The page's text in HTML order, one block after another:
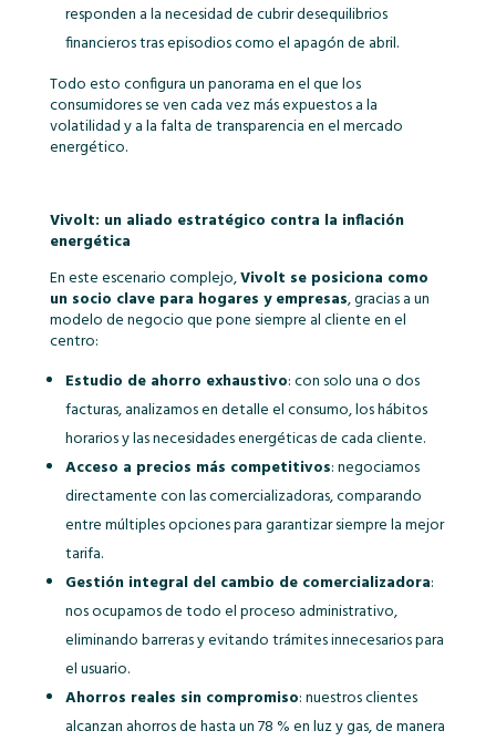
responden a la necesidad de cubrir desequilibrios
financieros tras episodios como el apagón de abril.
Todo esto configura un panorama en el que los
consumidores se ven cada vez más expuestos a la
volatilidad y a la falta de transparencia en el mercado
energético.
Vivolt: un aliado estratégico contra la inflación
energética
En este escenario complejo,Vivolt se posiciona como
un socio clave para hogares y empresas, gracias a un
modelo de negocio que pone siempre al cliente en el
centro:
Estudio de ahorro exhaustivo: con solo una o dos
facturas, analizamos en detalle el consumo, los hábitos
horarios y las necesidades energéticas de cada cliente.
Acceso a precios más competitivos: negociamos
directamente con las comercializadoras, comparando
entre múltiples opciones para garantizar siempre la mejor
tarifa.
Gestión integral del cambio de comercializadora:
nos ocupamos de todo el proceso administrativo,
eliminando barreras y evitando trámites innecesarios para
el usuario.
Ahorros reales sin compromiso: nuestros clientes
alcanzan ahorros de hasta un 78 % en luz y gas, de manera